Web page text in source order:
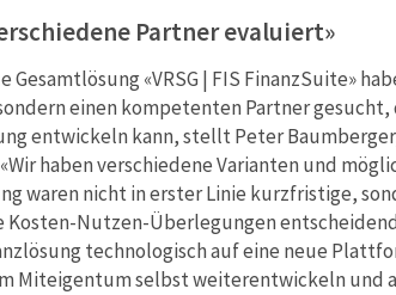
Partner evaluiert»
Gesamtlösung «VRSG | FIS FinanzSuite»
einen kompetenten Partner
entwickeln kann, stellt Peter
«Wir haben verschiedene Varianten und
waren nicht in erster Linie kurzfristige,
Kosten-Nutzen-Überlegungen
technologisch auf eine neue
Miteigentum selbst weiterentwickeln und